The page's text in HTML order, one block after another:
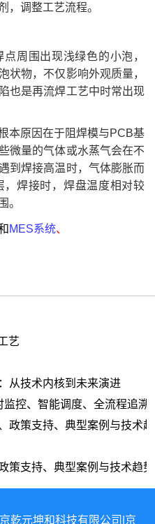
，调整工艺流程。
周围出现浅绿色的小泡，
状物，不仅影响外观质量，
也是再流焊工艺中时常出现
本原因在于阻焊模与PCB基
微量的气体或水蒸气会在不
到焊接高温时，气体膨胀而
焊接时，焊盘温度相对较
。
MES系统、
艺
从技术内核到未来演进
控、智能调度、全流程追溯
政策支持、典型案例与技术
策支持、典型案例与技术趋势
乾元坤和科技有限公司|京